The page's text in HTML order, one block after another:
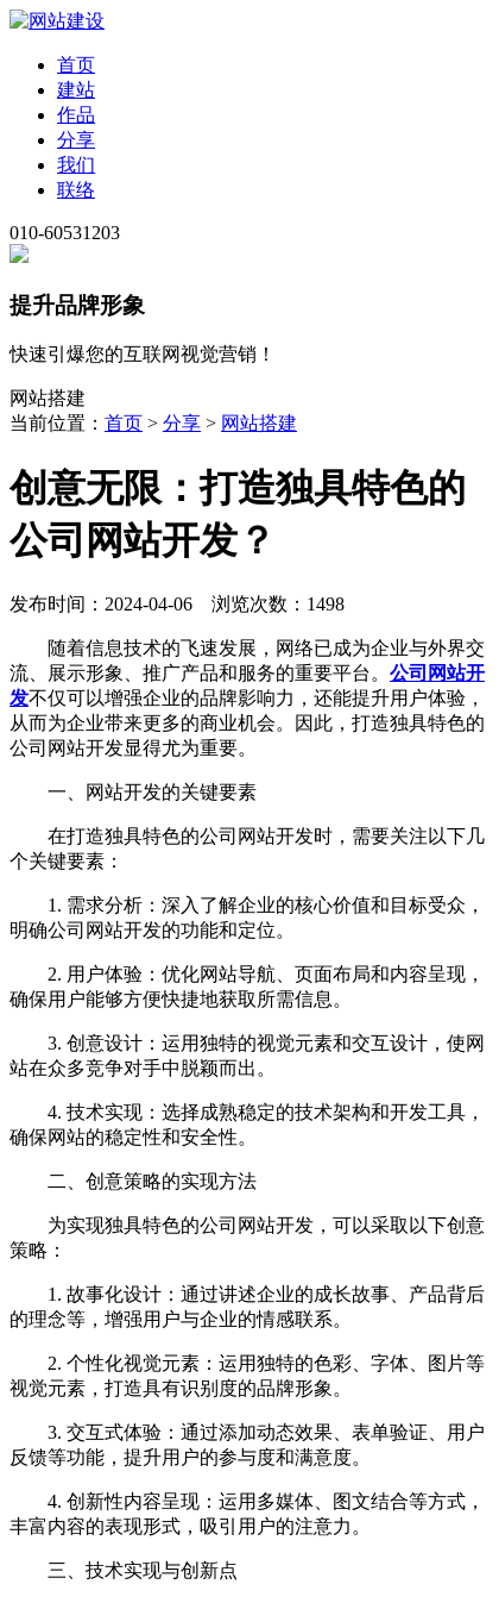
首页
建站
作品
分享
我们
联络
010-60531203
提升品牌形象
快速引爆您的互联网视觉营销！
网站搭建
当前位置： 首页 > 分享 > 网站搭建
创意无限：打造独具特色的
公司网站开发？
发布时间：2024-04-06 浏览次数：1498
随着信息技术的飞速发展，网络已成为企业与外界交
流、展示形象、推广产品和服务的重要平台。 公司网站开
发不仅可以增强企业的品牌影响力，还能提升用户体验，
从而为企业带来更多的商业机会。因此，打造独具特色的
公司网站开发显得尤为重要。
一、网站开发的关键要素
在打造独具特色的公司网站开发时，需要关注以下几
个关键要素：
1. 需求分析：深入了解企业的核心价值和目标受众，
明确公司网站开发的功能和定位。
2. 用户体验：优化网站导航、页面布局和内容呈现，
确保用户能够方便快捷地获取所需信息。
3. 创意设计：运用独特的视觉元素和交互设计，使网
站在众多竞争对手中脱颖而出。
4. 技术实现：选择成熟稳定的技术架构和开发工具，
确保网站的稳定性和安全性。
二、创意策略的实现方法
为实现独具特色的公司网站开发，可以采取以下创意
策略：
1. 故事化设计：通过讲述企业的成长故事、产品背后
的理念等，增强用户与企业的情感联系。
2. 个性化视觉元素：运用独特的色彩、字体、图片等
视觉元素，打造具有识别度的品牌形象。
3. 交互式体验：通过添加动态效果、表单验证、用户
反馈等功能，提升用户的参与度和满意度。
4. 创新性内容呈现：运用多媒体、图文结合等方式，
丰富内容的表现形式，吸引用户的注意力。
三、技术实现与创新点